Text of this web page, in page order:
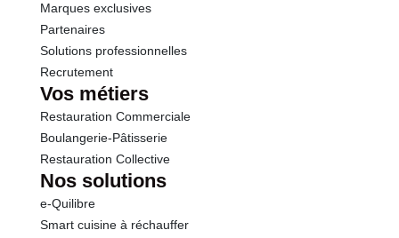
Marques exclusives
Partenaires
Solutions professionnelles
Recrutement
Vos métiers
Restauration Commerciale
Boulangerie-Pâtisserie
Restauration Collective
Nos solutions
e-Quilibre
Smart cuisine à réchauffer